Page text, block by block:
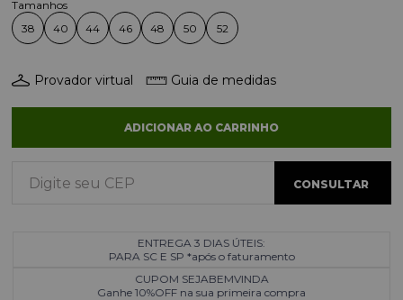
38 40 44 46 48 50 52
Provador virtual Guia de medidas
ADICIONAR AO CARRINHO
ENTREGA 3 DIAS ÚTEIS:
PARA SC E SP *após o faturamento
CUPOM SEJABEMVINDA
Ganhe 10%OFF na sua primeira compra